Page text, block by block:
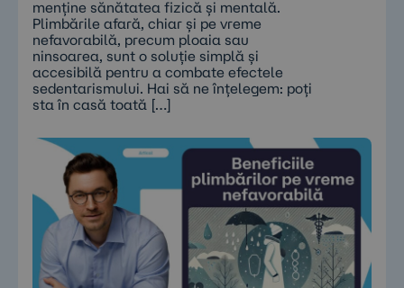
menține sănătatea fizică și mentală.
Plimbările afară, chiar și pe vreme
nefavorabilă, precum ploaia sau
ninsoarea, sunt o soluție simplă și
accesibilă pentru a combate efectele
sedentarismului. Hai să ne înțelegem: poți
sta în casă toată […]